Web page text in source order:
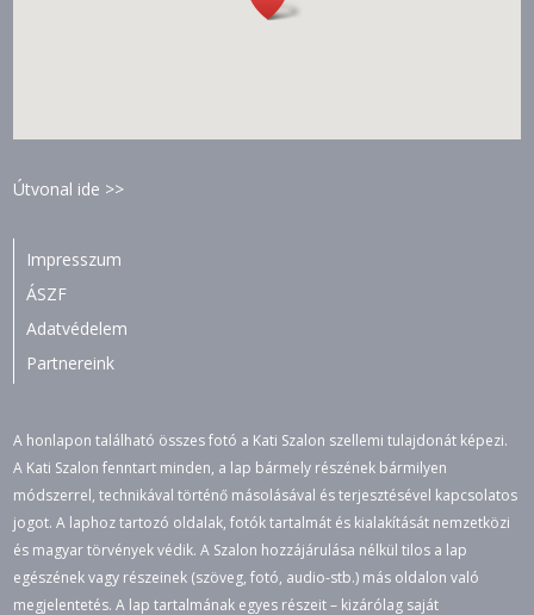
Útvonal ide >>
Impresszum
ÁSZF
Adatvédelem
Partnereink
A honlapon található összes fotó a Kati Szalon szellemi tulajdonát képezi.
A Kati Szalon fenntart minden, a lap bármely részének bármilyen
módszerrel, technikával történő másolásával és terjesztésével kapcsolatos
jogot. A laphoz tartozó oldalak, fotók tartalmát és kialakítását nemzetközi
és magyar törvények védik. A Szalon hozzájárulása nélkül tilos a lap
egészének vagy részeinek (szöveg, fotó, audio-stb.) más oldalon való
megjelentetés. A lap tartalmának egyes részeit – kizárólag saját